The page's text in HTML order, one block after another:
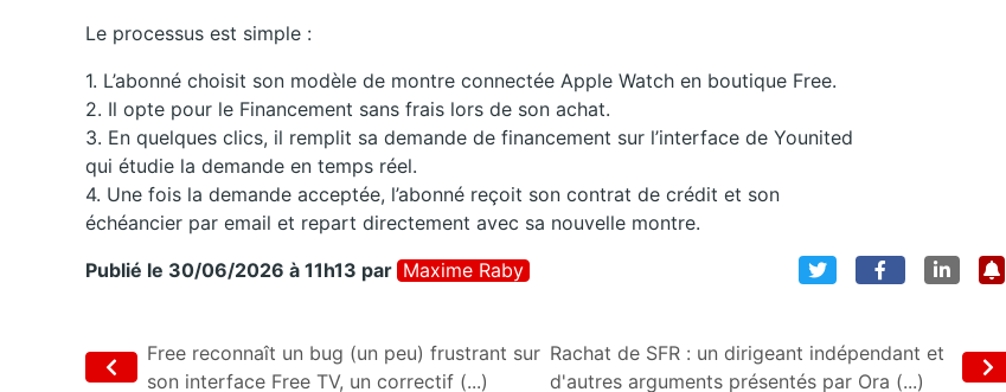
Le processus est simple :
1. L’abonné choisit son modèle de montre connectée Apple Watch en boutique Free.
2. Il opte pour le Financement sans frais lors de son achat.
3. En quelques clics, il remplit sa demande de financement sur l’interface de Younited
qui étudie la demande en temps réel.
4. Une fois la demande acceptée, l’abonné reçoit son contrat de crédit et son
échéancier par email et repart directement avec sa nouvelle montre.
Publié le 30/06/2026 à 11h13 par Maxime Raby
Free reconnaît un bug (un peu) frustrant sur
son interface Free TV, un correctif (...)
Rachat de SFR : un dirigeant indépendant et
d'autres arguments présentés par Ora (...)